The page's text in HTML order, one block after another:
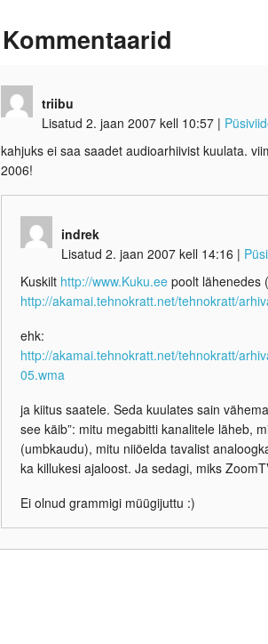
Kommentaarid
triibu
Lisatud 2. jaan 2007 kell 10:57 |
kahjuks ei saa saadet audioarhiivist kuulata.
2006!
indrek
Lisatud 2. jaan 2007 kell 14:16 |
Kuskilt http://www.Kuku.ee poolt lähenedes
http://akamai.tehnokratt.net/tehnokratt/
ehk:
http://akamai.tehnokratt.net/tehnokratt/
05.wma
ja kiitus saatele. Seda kuulates sain
see käib”: mitu megabitti kanalitele läheb,
(umbkaudu), mitu niiöelda tavalist
ka killukesi ajaloost. Ja sedagi, miks
Ei olnud grammigi müügijuttu :)